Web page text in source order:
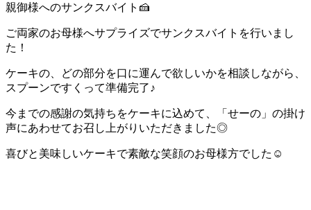
親御様へのサンクスバイト🍰
ご両家のお母様へサプライズでサンクスバイトを行いまし
た！
ケーキの、どの部分を口に運んで欲しいかを相談しながら、
スプーンですくって準備完了♪
今までの感謝の気持ちをケーキに込めて、「せーの」の掛け
声にあわせてお召し上がりいただきました◎
喜びと美味しいケーキで素敵な笑顔のお母様方でした☺